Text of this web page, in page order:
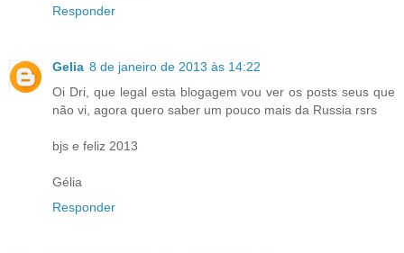
Responder
Gelia 8 de janeiro de 2013 às 14:22
Oi Dri, que legal esta blogagem vou ver os posts seus que
não vi, agora quero saber um pouco mais da Russia rsrs
bjs e feliz 2013
Gélia
Responder